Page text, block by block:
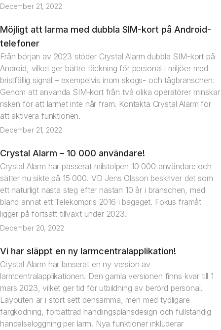
December 21, 2022
Möjligt att larma med dubbla SIM-kort på Android-
telefoner
Från början av 2023 stöder Crystal Alarm dubbla SIM-kort på
Android, vilket ger bättre täckning för personal i miljöer med
bristfällig signal – exempelvis inom skogs- och tågbranschen.
Genom att använda SIM-kort från två olika operatörer minskar
risken för att larmet inte når fram. Kontakta Crystal Alarm för
att aktivera funktionen.
December 21, 2022
Nyhet
Crystal Alarm – 10 000 användare!
Crystal Alarm har passerat milstolpen 10 000 användare och
sätter nu sikte på 15 000. VD Jens Olsson beskriver det som
ett naturligt nästa steg efter nästan 10 år i branschen, med
bland annat ett Telekompris 2016 i bagaget. Fokus framåt
ligger på fortsatt tillväxt under 2023.
December 20, 2022
Nyhet
Vi har släppt en ny larmcentralapplikation!
Crystal Alarm har lanserat en ny version av
larmcentralapplikationen. Den gamla versionen finns kvar till 1
mars 2023, vilket ger tid för utbildning av berörd personal.
Layouten är i stort sett densamma, men med tydligare
färgkodning, förbättrad handlingsplansdesign och fullständig
händelseloggning per larm. Nya funktioner inkluderar